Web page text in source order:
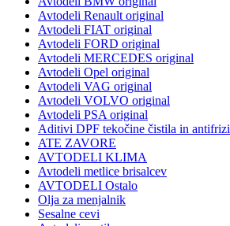
Avtodeli Renault original
Avtodeli FIAT original
Avtodeli FORD original
Avtodeli MERCEDES original
Avtodeli Opel original
Avtodeli VAG original
Avtodeli VOLVO original
Avtodeli PSA original
Aditivi DPF tekočine čistila in antifrizi
ATE ZAVORE
AVTODELI KLIMA
Avtodeli metlice brisalcev
AVTODELI Ostalo
Olja za menjalnik
Sesalne cevi